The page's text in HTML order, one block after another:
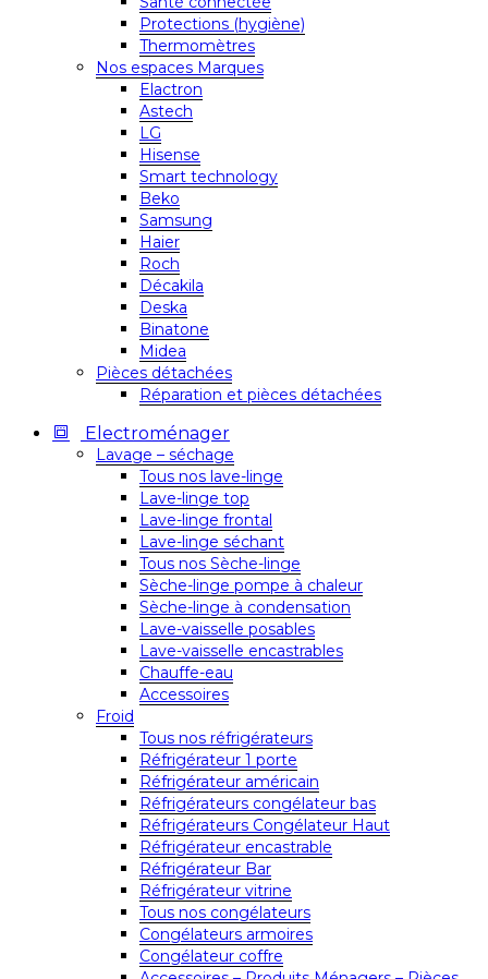
Protections (hygiène)
Thermomètres
Nos espaces Marques
Elactron
Astech
LG
Hisense
Smart technology
Beko
Samsung
Haier
Roch
Décakila
Deska
Binatone
Midea
Pièces détachées
Réparation et pièces détachées
Electroménager
Lavage – séchage
Tous nos lave-linge
Lave-linge top
Lave-linge frontal
Lave-linge séchant
Tous nos Sèche-linge
Sèche-linge pompe à chaleur
Sèche-linge à condensation
Lave-vaisselle posables
Lave-vaisselle encastrables
Chauffe-eau
Accessoires
Froid
Tous nos réfrigérateurs
Réfrigérateur 1 porte
Réfrigérateur américain
Réfrigérateurs congélateur bas
Réfrigérateurs Congélateur Haut
Réfrigérateur encastrable
Réfrigérateur Bar
Réfrigérateur vitrine
Tous nos congélateurs
Congélateurs armoires
Congélateur coffre